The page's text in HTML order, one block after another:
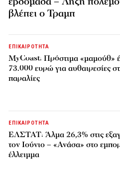
βλέπει ο Τραμπ
ΕΠΙΚΑΙΡΟΤΗΤΑ
MyCoast: Πρόστιμα «μαμούθ»
73.000 ευρώ για αυθαιρεσίες
παραλίες
ΕΠΙΚΑΙΡΟΤΗΤΑ
ΕΛΣΤΑΤ: Άλμα 26,3% στις
τον Ιούνιο – «Ανάσα» στο
έλλειμμα